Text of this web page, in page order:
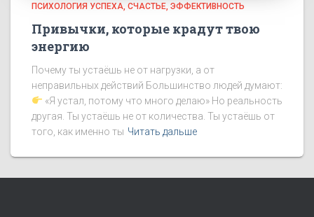
ПСИХОЛОГИЯ УСПЕХА СЧАСТЬЕ ЭФФЕКТИВНОСТЬ
Привычки, которые крадут твою
энергию
Почему ты устаёшь не от нагрузки, а от
неправильных действий Большинство людей думают:
«Я устал, потому что много делаю» Но реальность
другая. Ты устаёшь не от количества. Ты устаёшь от
того, как именно ты Читать дальше